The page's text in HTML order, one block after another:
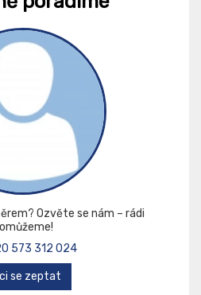
Ozvěte se nám – rádi
573 312 024
se zeptat